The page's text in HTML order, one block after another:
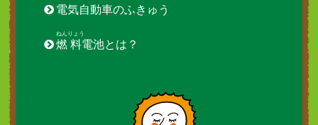
電気自動車のふきゅう
燃
ねん
料
りょう
電池とは？